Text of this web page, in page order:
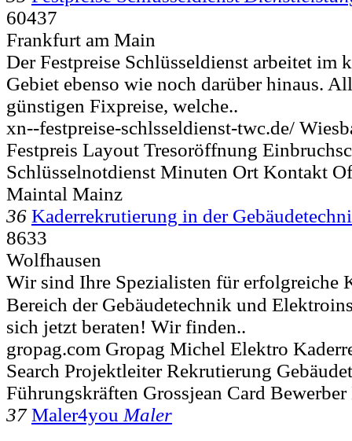
60437
Frankfurt am Main
Der Festpreise Schlüsseldienst arbeitet im
Gebiet ebenso wie noch darüber hinaus.
günstigen Fixpreise, welche..
xn--festpreise-schlsseldienst-twc.de/
Festpreis Layout Tresoröffnung
Schlüsselnotdienst Minuten Ort Kontakt
Maintal Mainz
36 Kaderrekrutierung in der
8633
Wolfhausen
Wir sind Ihre Spezialisten für erfolgreiche
Bereich der Gebäudetechnik und
sich jetzt beraten! Wir finden..
gropag.com Gropag Michel Elektro
Search Projektleiter Rekrutierung
Führungskräften Grossjean Card
37 Maler4you Maler